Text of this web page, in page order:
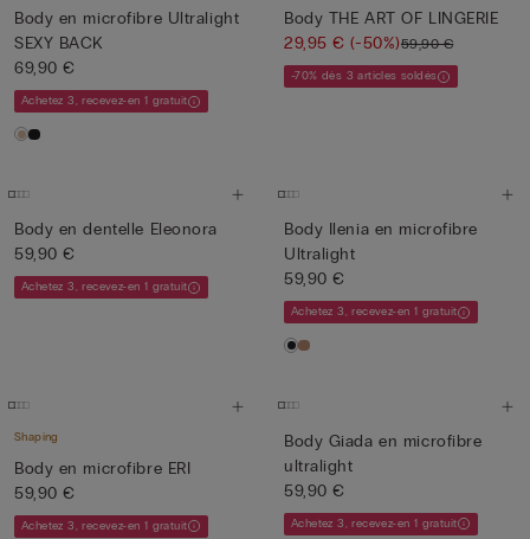
Body en microfibre Ultralight
SEXY BACK
69,90 €
Achetez 3, recevez-en 1 gratuit
Body THE ART OF LINGERIE
29,95 €(-50%)59,90 €
-70% dès 3 articles soldés
Body en dentelle Eleonora
59,90 €
Achetez 3, recevez-en 1 gratuit
Body Ilenia en microfibre
Ultralight
59,90 €
Achetez 3, recevez-en 1 gratuit
Shaping
Body en microfibre ERI
59,90 €
Achetez 3, recevez-en 1 gratuit
Body Giada en microfibre
ultralight
59,90 €
Achetez 3, recevez-en 1 gratuit